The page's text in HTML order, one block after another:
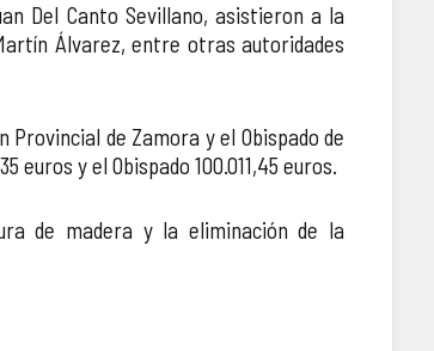
Del Canto Sevillano, asistieron a la
Álvarez, entre otras autoridades
de Zamora y el Obispado de
y el Obispado 100.011,45 euros.
de madera y la eliminación de la